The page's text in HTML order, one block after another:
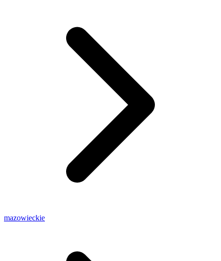
mazowieckie